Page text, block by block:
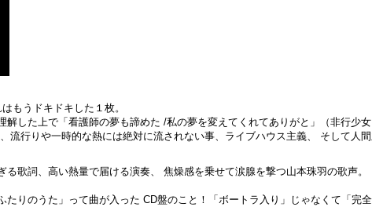
もうドキドキした１枚。
した上で「看護師の夢も諦めた /私の夢を変えてくれてありがと」（非行少
流行りや一時的な熱には絶対に流されない事、ライブハウス主義、 そして人
歌詞、高い熱量で届ける演奏、 焦燥感を乗せて涙腺を撃つ山本珠羽の歌声。
りのうた」って曲が入った CD盤のこと！「ボートラ入り」じゃなくて「完